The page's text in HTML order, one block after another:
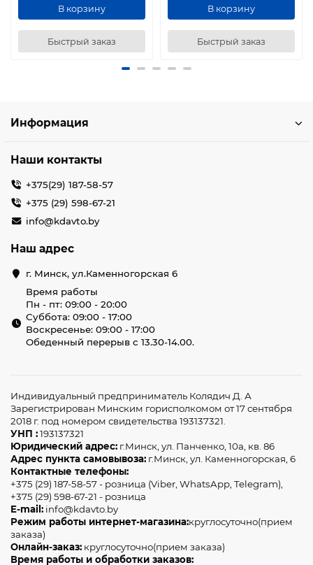
В корзину
Быстрый заказ
В корзину
Быстрый заказ
Информация
Наши контакты
+375(29) 187-58-57
+375 (29) 598-67-21
info@kdavto.by
Наш адрес
г. Минск, ул.Каменногорская 6
Время работы
Пн - пт: 09:00 - 20:00
Суббота: 09:00 - 17:00
Воскресенье: 09:00 - 17:00
Обеденный перерыв с 13.30-14.00.
Индивидуальный предприниматель Колядич Д. А
Зарегистрирован Минским горисполкомом от 17 сентября
2018 г. под номером свидетельства 193137321.
УНП :193137321
Юридический адрес: г.Минск, ул. Панченко, 10а, кв. 86
Адрес пункта самовывоза: г.Минск, ул. Каменногорская, 6
Контактные телефоны:
+375 (29) 187-58-57 - розница (Viber, WhatsApp, Telegram),
+375 (29) 598-67-21 - розница
E-mail: info@kdavto.by
Режим работы интернет-магазина:круглосуточно(прием
заказа)
Онлайн-заказ: круглосуточно(прием заказа)
Время работы и обработки заказов: